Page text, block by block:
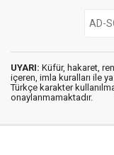
UYARI: Küfür, hakaret,
içeren, imla kuralları ile
Türkçe karakter
onaylanmamaktadır.